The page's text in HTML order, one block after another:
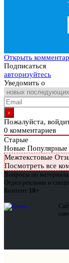
Открыть
Подписаться
авторизуйтесь
Уведомить о
Пожалуйста,
0 комментариев
Старые
Новые Популярные
Межтекстовые
Посмотреть все
Вопросы по
Отдел рекламы и
Контент 18+